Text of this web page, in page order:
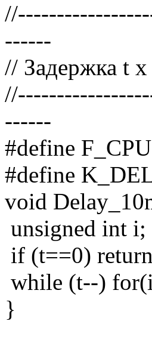
------
// Задержка t х
------
#define
#define
void
unsigned int i;
if (t==0)
while (t--)
}